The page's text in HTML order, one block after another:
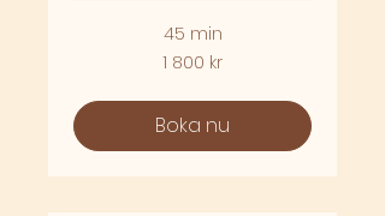
45 min
1 800 kr
Boka nu